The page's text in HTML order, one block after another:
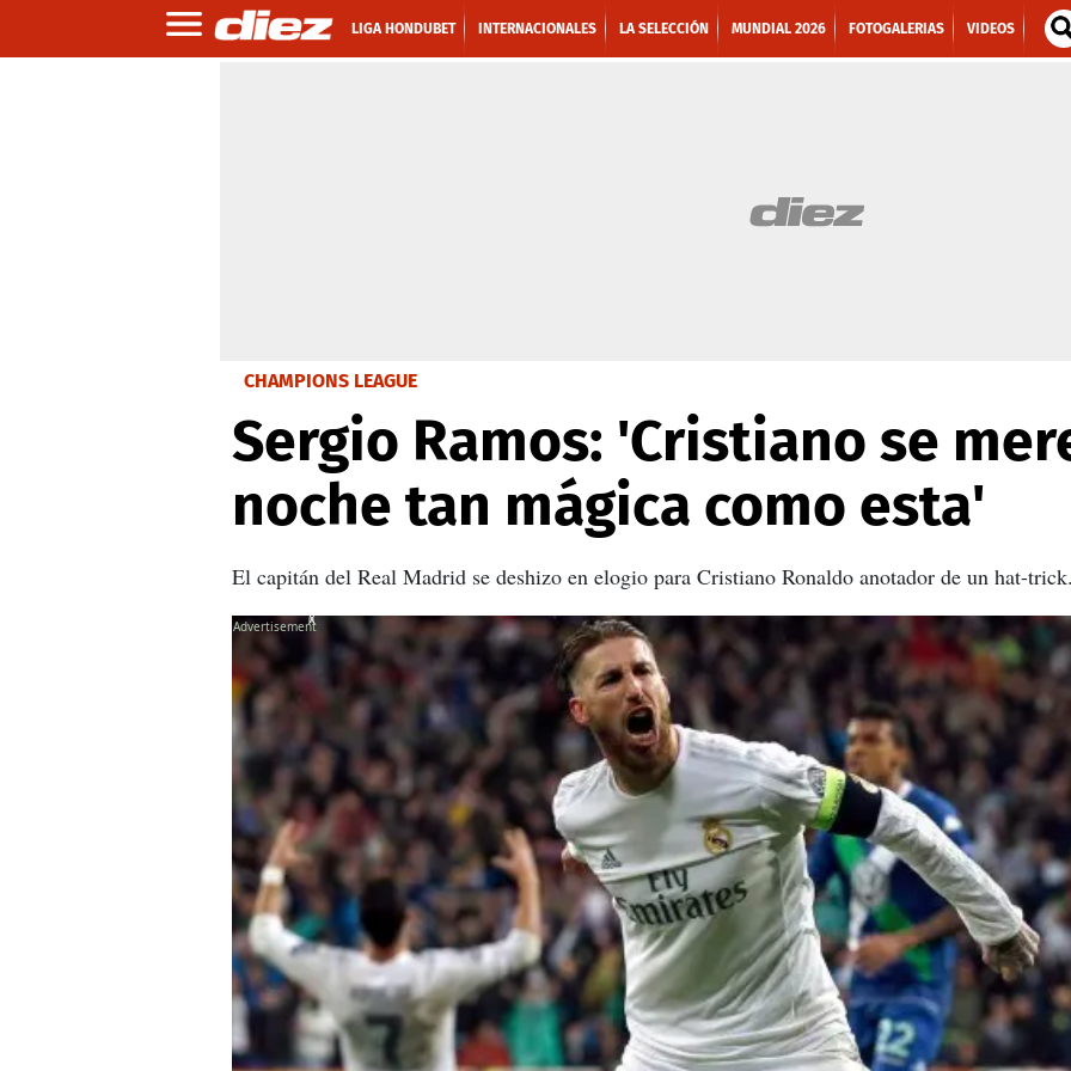
LIGA HONDUBET INTERNACIONALES LA SELECCIÓN MUNDIAL 2026 FOTOGALERIAS VIDEOS
CHAMPIONS LEAGUE
Sergio Ramos: 'Cristiano se
noche tan mágica como esta'
El capitán del Real Madrid se deshizo en elogio para Cristiano Ronaldo anotador de un hat-
X